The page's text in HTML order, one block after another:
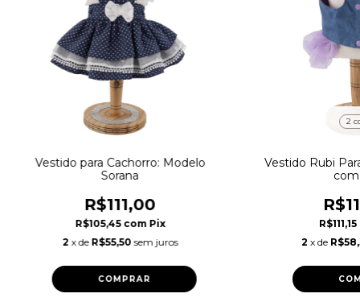
Vestido para Cachorro: Modelo
Sorana
R$111,00
R$105,45 com Pix
2 x de R$55,50 sem juros
COMPRAR
2
Vestido Rubi
R$111,15
2 x de